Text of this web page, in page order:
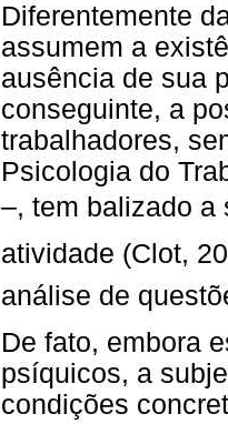
Diferentemente
assumem a
ausência de sua
conseguinte, a
trabalhadores,
Psicologia do
–, tem balizado a
atividade (Clot,
análise de
De fato, embora
psíquicos, a
condições